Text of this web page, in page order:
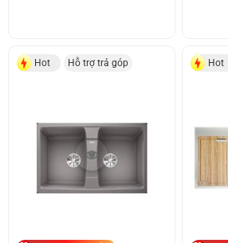
Hot Hỗ trợ trả góp Hot